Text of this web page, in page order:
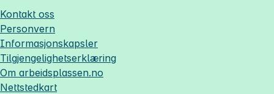
Kontakt oss
Personvern
Informasjonskapsler
Tilgjengelighetserklæring
Om arbeidsplassen.no
Nettstedkart